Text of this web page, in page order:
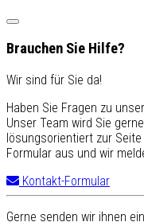
Brauchen Sie Hilfe?
Wir sind für Sie da!
Haben Sie Fragen zu
Unser Team wird Sie
lösungsorientiert zur
Formular aus und wir
Kontakt-Formular
Gerne senden wir ihnen